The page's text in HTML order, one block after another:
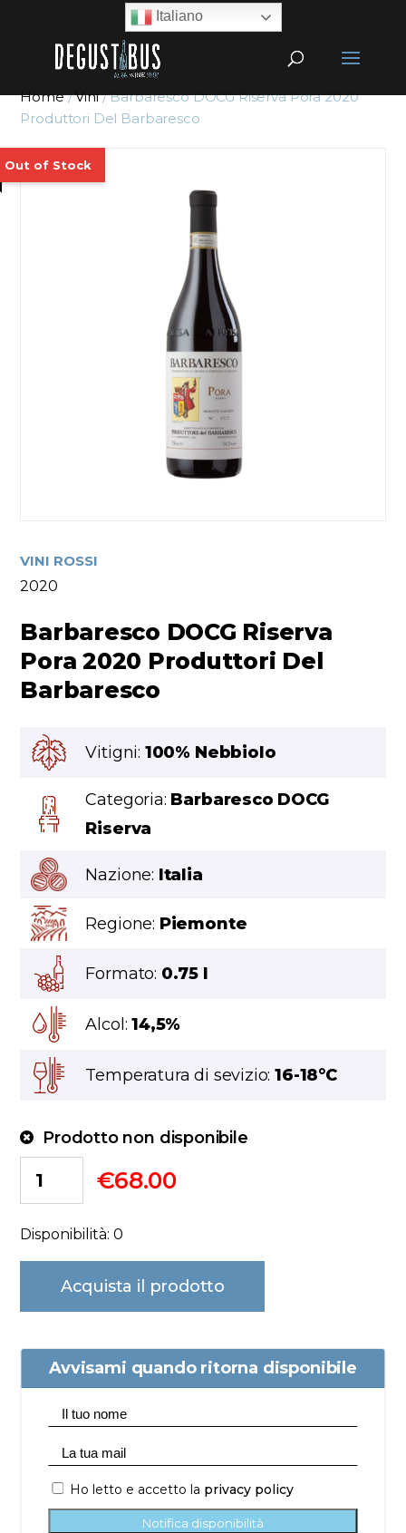
Home/Vini/ Barbaresco DOCG Riserva Pora 2020
Produttori Del Barbaresco
VINI ROSSI
2020
Barbaresco DOCG Riserva
Pora 2020 Produttori Del
Barbaresco
Vitigni: 100% Nebbiolo
Categoria: Barbaresco DOCG
Riserva
Nazione: Italia
Regione: Piemonte
Formato: 0.75 l
Alcol:14,5%
Temperatura di sevizio:16-18°C
Prodotto non disponibile
€68.00
Disponibilità: 0
Acquista il prodotto
Avvisami quando ritorna disponibile
Ho letto e accetto la privacy policy
Notifica disponibilità
Italiano